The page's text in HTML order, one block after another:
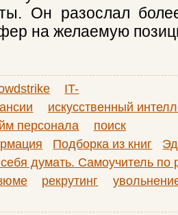
Он разослал
на желаемую
IT-
искусственный
персонала
поиск
Подборка из книг
думать. Самоучитель по
рекрутинг